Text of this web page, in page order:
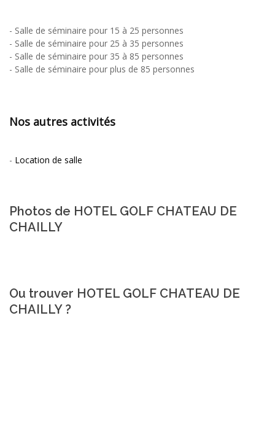
- Salle de séminaire pour 15 à 25 personnes
- Salle de séminaire pour 25 à 35 personnes
- Salle de séminaire pour 35 à 85 personnes
- Salle de séminaire pour plus de 85 personnes
Nos autres activités
- Location de salle
Photos de HOTEL GOLF CHATEAU DE
CHAILLY
Ou trouver HOTEL GOLF CHATEAU DE
CHAILLY ?